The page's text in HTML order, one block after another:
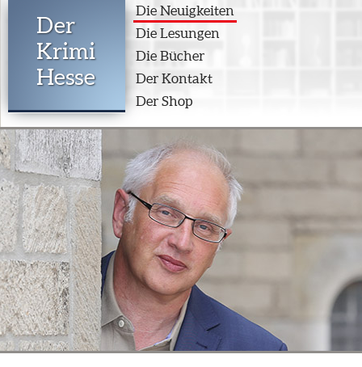
Der
Krimi
Hesse
Die Neuigkeiten
Die Lesungen
Die Bücher
Der Kontakt
Der Shop